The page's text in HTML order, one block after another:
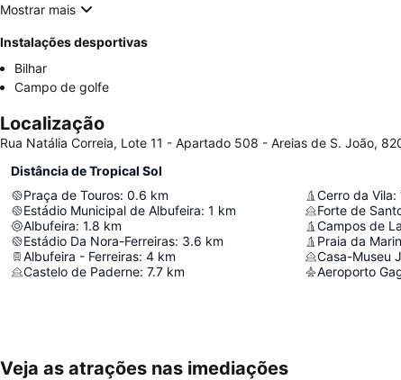
Mostrar mais
Instalações desportivas
Bilhar
Campo de golfe
Localização
Rua Natália Correia, Lote 11 - Apartado 508 - Areias de S. João,
Distância de Tropical Sol
Praça de Touros: 0.6 km
Estádio Municipal de Albufeira: 1 km
Albufeira: 1.8 km
Estádio Da Nora-Ferreiras: 3.6 km
Albufeira - Ferreiras: 4 km
Castelo de Paderne: 7.7 km
Cerro da Vila:
Praia da
Casa-Museu
Aeroporto
Veja as atrações nas imediações